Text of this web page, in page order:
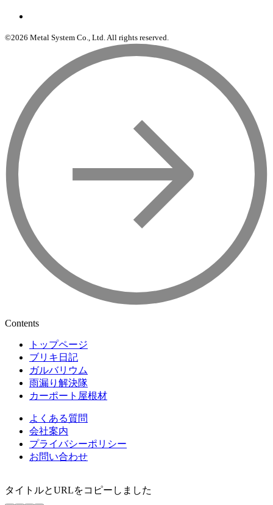
©2026 Metal System Co., Ltd. All rights reserved.
Contents
トップページ
ブリキ日記
ガルバリウム
雨漏り解決隊
カーポート屋根材
よくある質問
会社案内
プライバシーポリシー
お問い合わせ
タイトルとURLをコピーしました